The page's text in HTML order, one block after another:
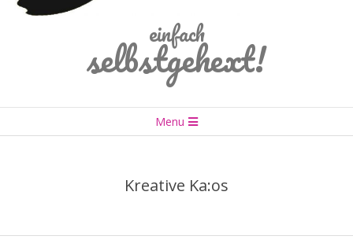
einfach
selbstgehext!
Navigation
Menu
Kreative Ka:os